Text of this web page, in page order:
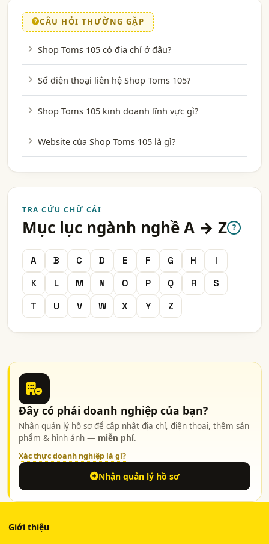
CÂU HỎI THƯỜNG GẶP
Shop Toms 105 có địa chỉ ở đâu?
Số điện thoại liên hệ Shop Toms 105?
Shop Toms 105 kinh doanh lĩnh vực gì?
Website của Shop Toms 105 là gì?
TRA CỨU CHỮ CÁI
Mục lục ngành nghề A → Z ?
A B C D E F G H
I
K
L M N O P Q R
S
T
U V W X Y Z
Đây có phải doanh nghiệp của bạn?
Nhận quản lý hồ sơ để cập nhật địa chỉ, điện thoại, thêm sản
phẩm & hình ảnh — miễn phí.
Xác thực doanh nghiệp là gì?
Nhận quản lý hồ sơ
Giới thiệu